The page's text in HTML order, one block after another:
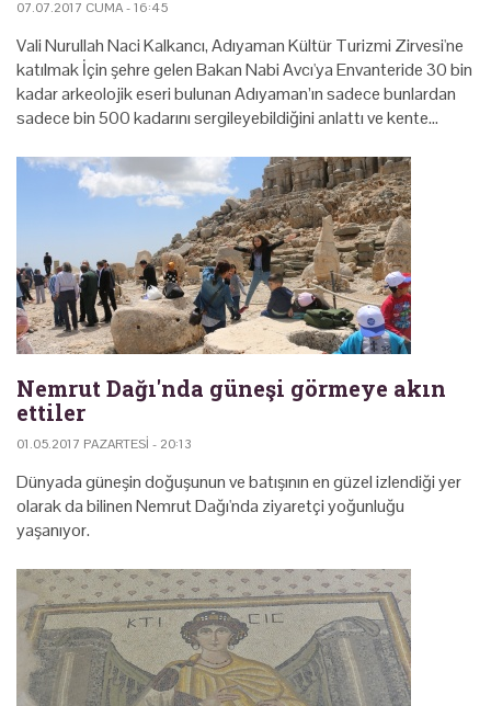
07.07.2017 CUMA - 16:45
Vali Nurullah Naci Kalkancı, Adıyaman Kültür Turizmi Zirvesi'ne
katılmak İçin şehre gelen Bakan Nabi Avcı'ya Envanteride 30 bin
kadar arkeolojik eseri bulunan Adıyaman’ın sadece bunlardan
sadece bin 500 kadarını sergileyebildiğini anlattı ve kente…
Nemrut Dağı'nda güneşi görmeye akın
ettiler
01.05.2017 PAZARTESI - 20:13
Dünyada güneşin doğuşunun ve batışının en güzel izlendiği yer
olarak da bilinen Nemrut Dağı'nda ziyaretçi yoğunluğu
yaşanıyor.